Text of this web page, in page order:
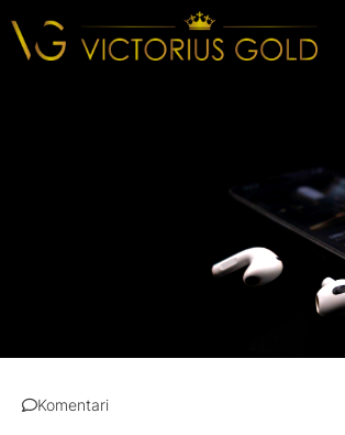
Komentari